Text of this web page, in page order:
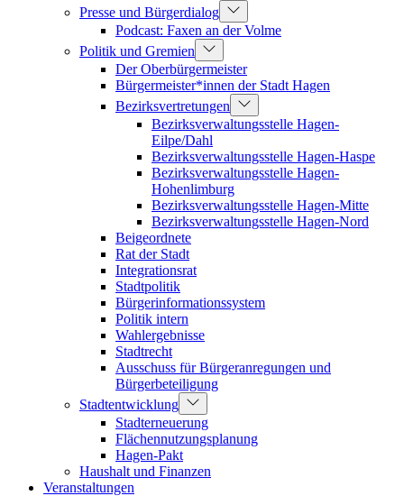
Presse und Bürgerdialog
Podcast: Faxen an der Volme
Politik und Gremien
Der Oberbürgermeister
Bürgermeister*innen der Stadt Hagen
Bezirksvertretungen
Bezirksverwaltungsstelle Hagen-
Eilpe/Dahl
Bezirksverwaltungsstelle Hagen-Haspe
Bezirksverwaltungsstelle Hagen-
Hohenlimburg
Bezirksverwaltungsstelle Hagen-Mitte
Bezirksverwaltungsstelle Hagen-Nord
Beigeordnete
Rat der Stadt
Integrationsrat
Stadtpolitik
Bürgerinformationssystem
Politik intern
Wahlergebnisse
Stadtrecht
Ausschuss für Bürgeranregungen und
Bürgerbeteiligung
Stadtentwicklung
Stadterneuerung
Flächennutzungsplanung
Hagen-Pakt
Haushalt und Finanzen
Veranstaltungen